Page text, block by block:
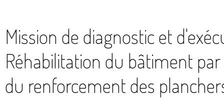
Mission de diagnostic et
Réhabilitation du bâtiment
du renforcement des